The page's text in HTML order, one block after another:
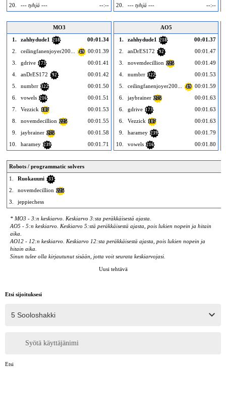
20. --- tyhjä --- --:-- 20. --- tyhjä --- --:--
MO3
1.
zahhydude1 218
00:01.34
2.
ceilingfanenjoyer200... 49
00:01.39
3.
gdrive 173
00:01.41
4.
anDrES172 92
00:01.42
5.
numbrr 322
00:01.50
6.
vowels 216
00:01.51
7.
Vezzick 187
00:01.53
8.
novemdecillion 225
00:01.55
9.
jaybrainer 275
00:01.58
10.
haramey 239 00:01.71
AO5
1.
zahhydude1 218
00:01.37
2.
anDrES172 92
00:01.47
3.
novemdecillion 225
00:01.49
4.
numbrr 322
00:01.53
5.
ceilingfanenjoyer200... 49
00:01.59
6.
jaybrainer 275
00:01.63
6.
gdrive 173
00:01.63
6.
Vezzick 187
00:01.63
9.
haramey 239
00:01.79
10.
vowels 216 00:01.80
Robots / programmatic solvers
1.
Ruokauuni 33
2. novemdecillion 225
3. jeppiechess
* MO3 - 3:n keskiarvo. Keskiarvo 3:sta peräkkäisestä ajasta.
AO5 - 5:n keskiarvo. Keskiarvo 5:stä peräkkäisestä ajasta, pois lukien nopein ja hitain
aika.
AO12 - 12:n keskiarvo. Keskiarvo 12:sta peräkkäisestä ajasta, pois lukien nopein ja
hitain aika.
Sinun tulee olla kirjautunut sisään, jotta voit seurata keskiarvojasi.
Uusi tehtävä
Etsi sijoituksesi
Syötä käyttäjänimi
Etsi